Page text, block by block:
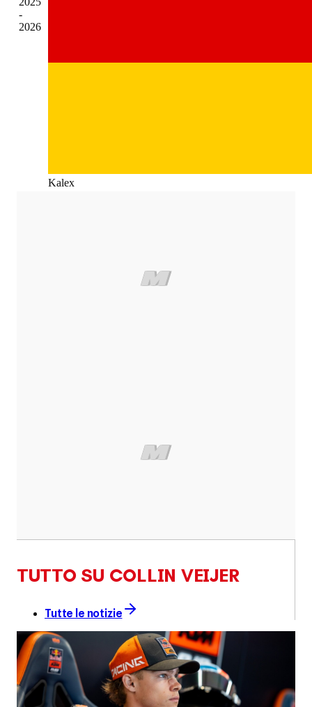
-
2026
Kalex
TUTTO SU COLLIN VEIJER
Tutte le notizie